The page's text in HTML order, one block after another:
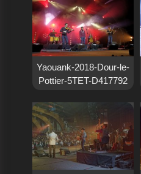
Yaouank-2018-Dour-le-
Pottier-5TET-D417792